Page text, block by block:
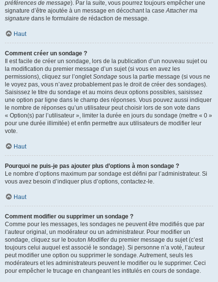
préférences de message). Par la suite, vous pourrez toujours empêcher une
signature d’être ajoutée à un message en décochant la caseAttacher ma
signature dans le formulaire de rédaction de message.
Haut
Comment créer un sondage ?
Il est facile de créer un sondage, lors de la publication d’un nouveau sujet ou
la modification du premier message d’un sujet (si vous en avez les
permissions), cliquez sur l’ongletSondage sous la partie message (si vous ne
le voyez pas, vous n’avez probablement pas le droit de créer des sondages).
Saisissez le titre du sondage et au moins deux options possibles, saisissez
une option par ligne dans le champ des réponses. Vous pouvez aussi indiquer
le nombre de réponses qu’un utilisateur peut choisir lors de son vote dans
« Option(s) par l’utilisateur », limiter la durée en jours du sondage (mettre « 0 »
pour une durée illimitée) et enfin permettre aux utilisateurs de modifier leur
vote.
Haut
Pourquoi ne puis-je pas ajouter plus d’options à mon sondage ?
Le nombre d’options maximum par sondage est défini par l’administrateur. Si
vous avez besoin d’indiquer plus d’options, contactez-le.
Haut
Comment modifier ou supprimer un sondage ?
Comme pour les messages, les sondages ne peuvent être modifiés que par
l’auteur original, un modérateur ou un administrateur. Pour modifier un
sondage, cliquez sur le bouton Modifierdu premier message du sujet (c’est
toujours celui auquel est associé le sondage). Si personne n’a voté, l’auteur
peut modifier une option ou supprimer le sondage. Autrement, seuls les
modérateurs et les administrateurs peuvent le modifier ou le supprimer. Ceci
pour empêcher le trucage en changeant les intitulés en cours de sondage.